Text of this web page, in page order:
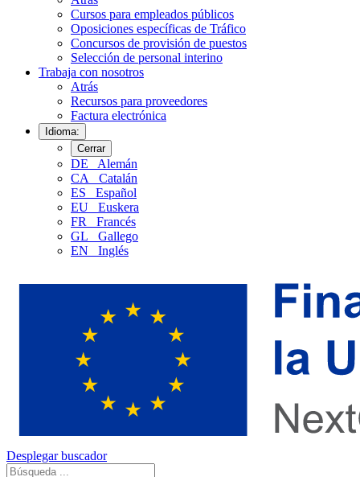
Cursos para empleados públicos
Oposiciones específicas de Tráfico
Concursos de provisión de puestos
Selección de personal interino
Trabaja con nosotros
Atrás
Recursos para proveedores
Factura electrónica
Idioma:
Cerrar
DE
Alemán
CA
Catalán
ES
Español
EU
Euskera
FR
Francés
GL
Gallego
EN
Inglés
Desplegar buscador